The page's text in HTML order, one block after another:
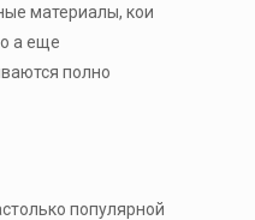
материалы, кои
а еще
полно
популярной